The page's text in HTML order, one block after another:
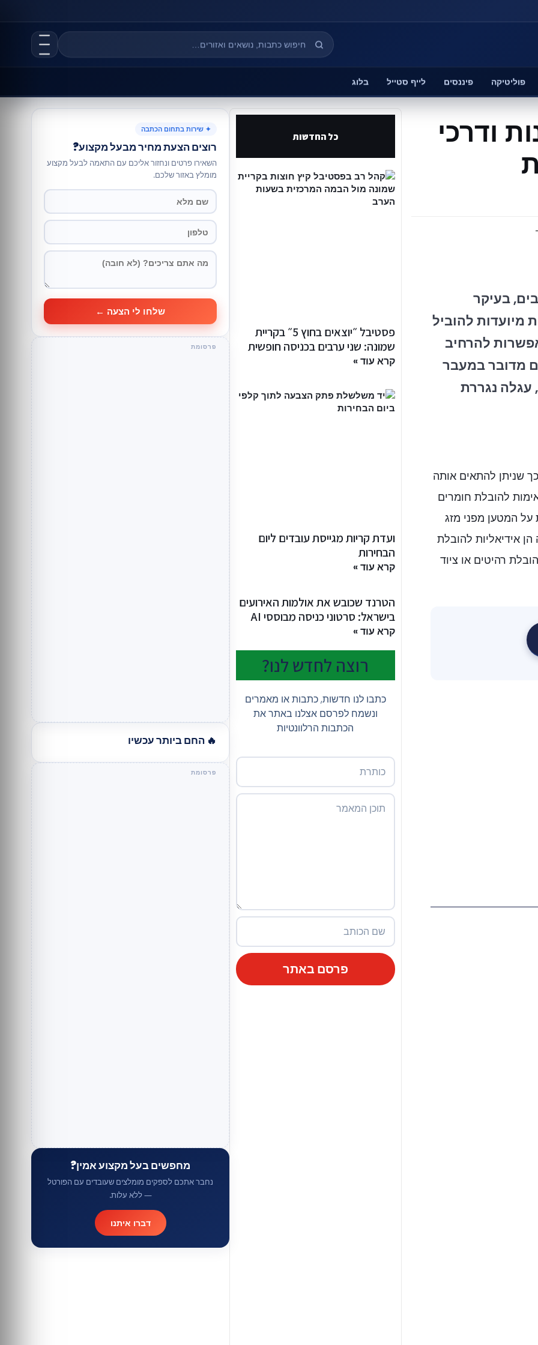
פוליטיקה פיננסים לייף סטייל בלוג
ודרכי
בעיקר
מיועדות להוביל
להרחיב
מדובר במעבר
עגלה נגררת
שניתן להתאים אותה
להובלת חומרים
על המטען מפני מזג
אידיאליות להובלת
רהיטים או ציוד
כל החדשות
פסטיבל ״יוצאים בחוץ 5״ בקריית
שמונה: שני ערבים בכניסה חופשית
קרא עוד »
ועדת קריות מגייסת עובדים ליום
הבחירות
קרא עוד »
הטרנד שכובש את אולמות האירועים
בישראל: סרטוני כניסה מבוססי AI
קרא עוד »
רוצה לחדש לנו?
כתבו לנו חדשות, כתבות או מאמרים
ונשמח לפרסם אצלנו באתר את
הכתבות הרלוונטיות
פרסם באתר
✦ שירות בתחום הכתבה
רוצים הצעת מחיר מבעל מקצוע?
השאירו פרטים ונחזור אליכם עם התאמה לבעל מקצוע
מומלץ באזור שלכם.
שלחו לי הצעה ←
🔥 החם ביותר עכשיו
מחפשים בעל מקצוע אמין?
נחבר אתכם לספקים מומלצים שעובדים עם הפורטל
— ללא עלות.
דברו איתנו